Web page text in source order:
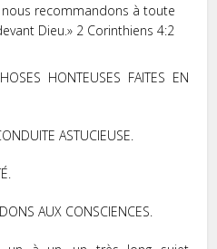
recommandons à toute
Dieu.» 2 Corinthiens 4:2
HONTEUSES FAITES EN
ASTUCIEUSE.
AUX CONSCIENCES.